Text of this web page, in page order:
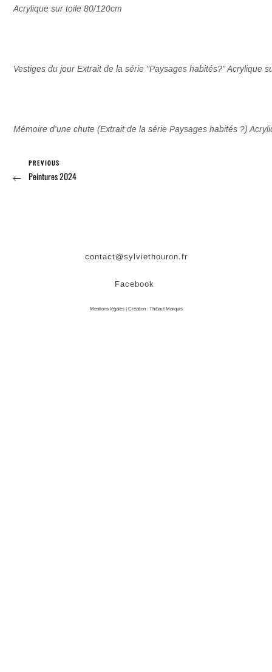
Acrylique sur toile 80/120cm
Vestiges du jour Extrait de la série "Paysages habités?" Acrylique
Mémoire d'une chute (Extrait de la série Paysages habités ?)
Navigation
de
Previous
Post
PREVIOUS
Peintures 2024
contact@sylviethouron.fr
Facebook
Mentions légales| Création : Thibaut Marquis